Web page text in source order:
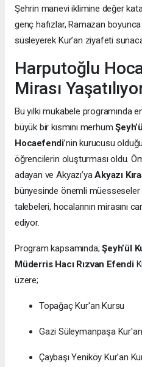
Şehrin manevi iklimine değer
genç hafızlar, Ramazan
süsleyerek Kur’an ziyafeti
Harputoğlu
Mirası
Bu yılki mukabele programında
büyük bir kısmını merhum
Hocaefendi’nin kurucusu
öğrencilerin oluşturması oldu.
adayan ve Akyazı’yaAkyazı
bünyesinde önemli müesseseler
talebeleri, hocalarının mirasını
ediyor.
Program kapsamında;Şeyh’ül
Müderris Hacı Rızvan Efendi
üzere;
Topağaç Kur'an Kursu
Gazi Süleymanpaşa
Çaybaşı Yeniköy Kur'an